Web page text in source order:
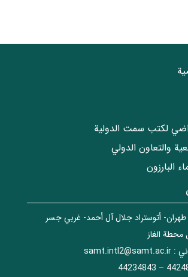
لكتب سمت الدولية
والتعاون الدولي
البارزون
طهران- أتوستراد جلال آل أحمد- غربي جسر
محطة الغاز
:
samt.intl2@samt.ac.ir
44248776